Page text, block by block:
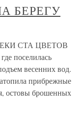
БЕРЕГУ
СТА ЦВЕТОВ
поселилась
весенних вод.
прибрежные
остовы брошенных